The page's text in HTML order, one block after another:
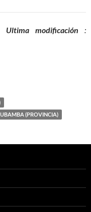
Ultima modificación :
(PROVINCIA)